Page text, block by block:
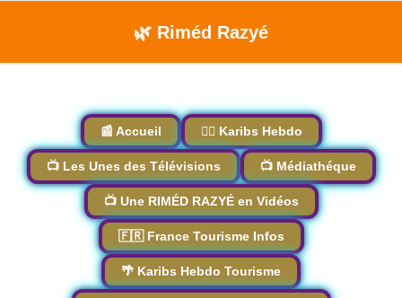
🌿 Riméd Razyé
📰 Accueil 🏴‍☠️ Karibs Hebdo
📺 Les Unes des Télévisions 📺 Médiathéque
📺 Une RIMÉD RAZYÉ en Vidéos
🇫🇷 France Tourisme Infos
🌴 Karibs Hebdo Tourisme